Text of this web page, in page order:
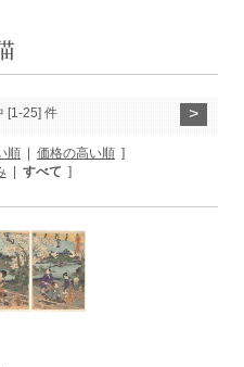
[1-25] 件 >
順 価格の高い順 ]
| すべて ]